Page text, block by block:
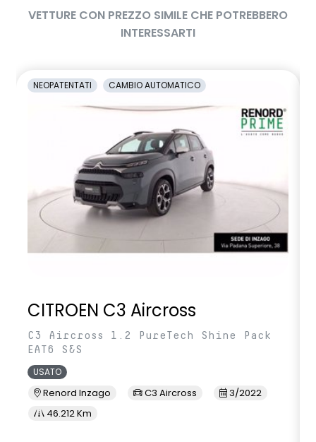
VETTURE CON PREZZO SIMILE CHE POTREBBERO
INTERESSARTI
NEOPATENTATI CAMBIO AUTOMATICO
CITROEN C3 Aircross
C3 Aircross 1.2 PureTech Shine Pack
EAT6 S&S
USATO
Renord Inzago C3 Aircross
3/2022
46.212 Km